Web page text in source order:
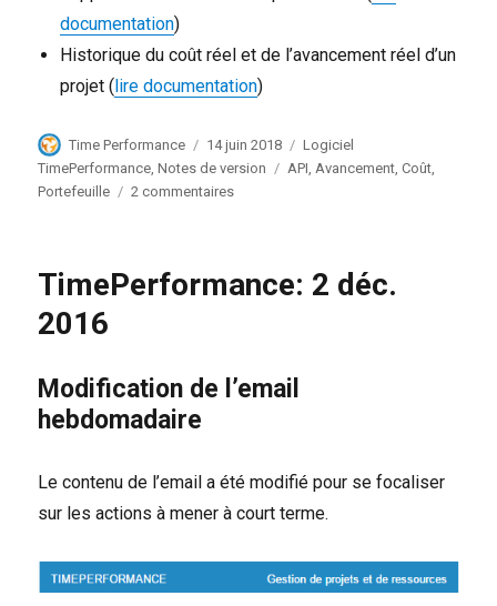
documentation)
Historique du coût réel et de l’avancement réel d’un
projet (lire documentation)
Auteur
Time Performance
Publié
le
14 juin 2018 Catégories
Logiciel
TimePerformance ,Notes de version Étiquettes
API Avancement ,Coût
Portefeuille
2 commentairessur
2018
TimePerformance: 2 déc.
2016
Modification de l’email
hebdomadaire
Le contenu de l’email a été modifié pour se focaliser
sur les actions à mener à court terme.